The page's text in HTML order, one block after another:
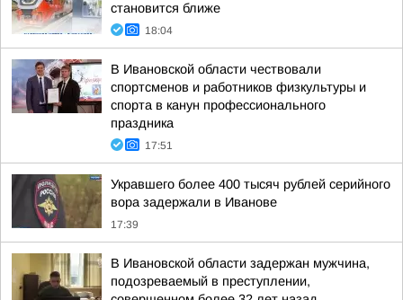
становится ближе
18:04
В Ивановской области чествовали
спортсменов и работников физкультуры и
спорта в канун профессионального
праздника
17:51
Укравшего более 400 тысяч рублей серийного
вора задержали в Иванове
17:39
В Ивановской области задержан мужчина,
подозреваемый в преступлении,